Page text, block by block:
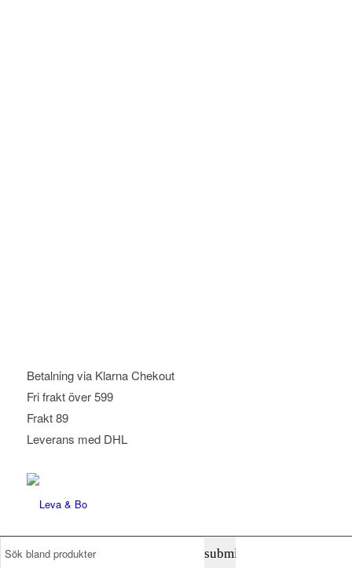
Betalning via Klarna Chekout
Fri frakt över 599
Frakt 89
Leverans med DHL